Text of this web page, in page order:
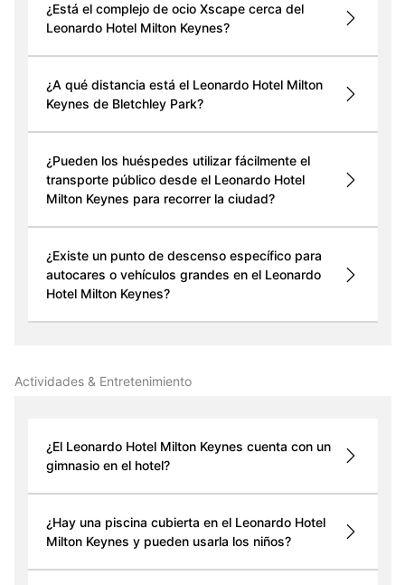
¿Está el complejo de ocio Xscape cerca del
Leonardo Hotel Milton Keynes?
¿A qué distancia está el Leonardo Hotel Milton
Keynes de Bletchley Park?
¿Pueden los huéspedes utilizar fácilmente el
transporte público desde el Leonardo Hotel
Milton Keynes para recorrer la ciudad?
¿Existe un punto de descenso específico para
autocares o vehículos grandes en el Leonardo
Hotel Milton Keynes?
Actividades & Entretenimiento
¿El Leonardo Hotel Milton Keynes cuenta con un
gimnasio en el hotel?
¿Hay una piscina cubierta en el Leonardo Hotel
Milton Keynes y pueden usarla los niños?